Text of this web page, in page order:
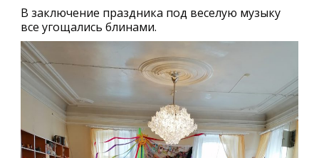
В заключение праздника под веселую музыку
все угощались блинами.